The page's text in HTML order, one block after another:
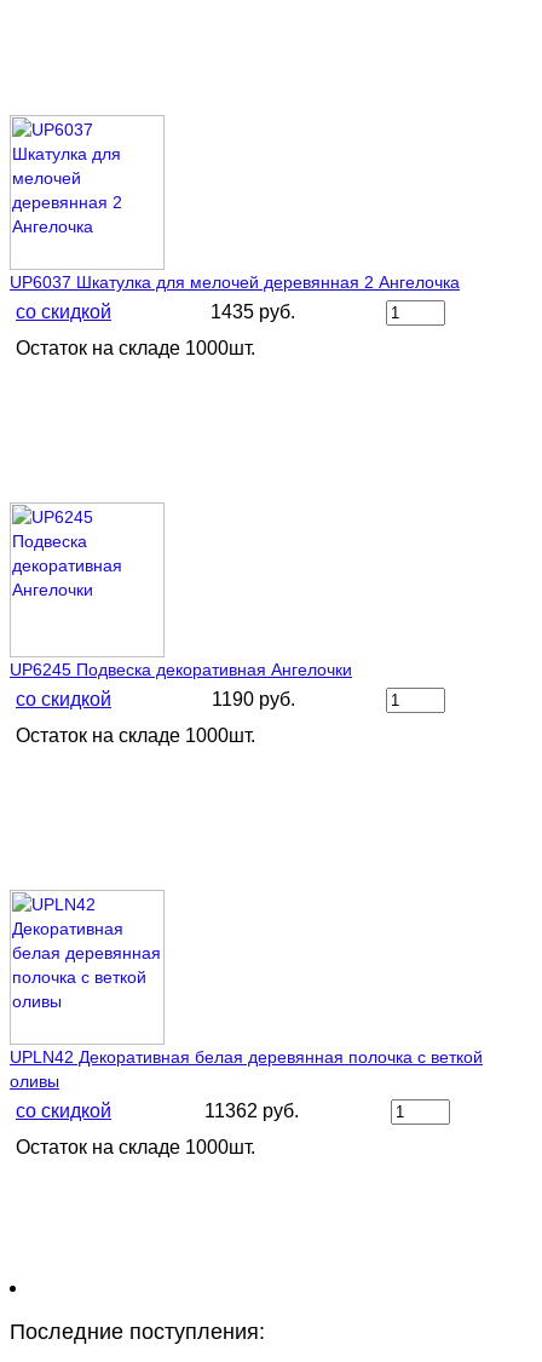
UP6037 Шкатулка для мелочей деревянная 2 Ангелочка
со скидкой
1435 руб.
Остаток на складе 1000шт.
UP6245 Подвеска декоративная Ангелочки
со скидкой
1190 руб.
Остаток на складе 1000шт.
UPLN42 Декоративная белая деревянная полочка с веткой
оливы
со скидкой
11362 руб.
Остаток на складе 1000шт.
Последние поступления: